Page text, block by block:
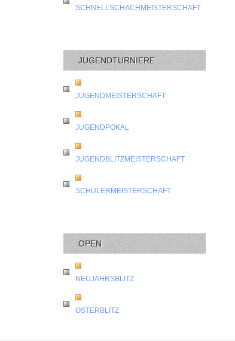
SCHNELLSCHACHMEISTERSCHAFT
JUGENDTURNIERE
JUGENDMEISTERSCHAFT
JUGENDPOKAL
JUGENDBLITZMEISTERSCHAFT
SCHÜLERMEISTERSCHAFT
OPEN
NEUJAHRSBLITZ
OSTERBLITZ